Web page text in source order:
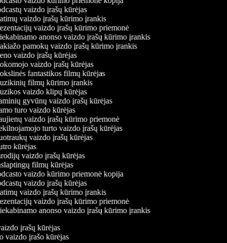
vaizdo įrašų kūrėjas
vaizdo įrašų kūrimo įrankis
vaizdo įrašų kūrimo priemonė
anonso vaizdo įrašų kūrimo įrankis
pamokų vaizdo įrašų kūrimo įrankis
vaizdo įrašų kūrėjas
vaizdo įrašų kūrėjas
fantastikos filmų kūrėjas
filmų kūrimo įrankis
vaizdo klipų kūrėjas
gyvūnų vaizdo įrašų kūrėjas
turo vaizdo kūrėjas
vaizdo įrašų kūrimo priemonė
turto vaizdo įrašų kūrėjas
vaizdo įrašų kūrėjas
kūrėjas
vaizdo įrašų kūrėjas
filmų kūrėjas
vaizdo kūrimo priemonė kopija
vaizdo įrašų kūrėjas
vaizdo įrašų kūrimo įrankis
vaizdo įrašų kūrimo priemonė
anonso vaizdo įrašų kūrimo įrankis
įrašų kūrėjas
vaizdo įrašo kūrėjas